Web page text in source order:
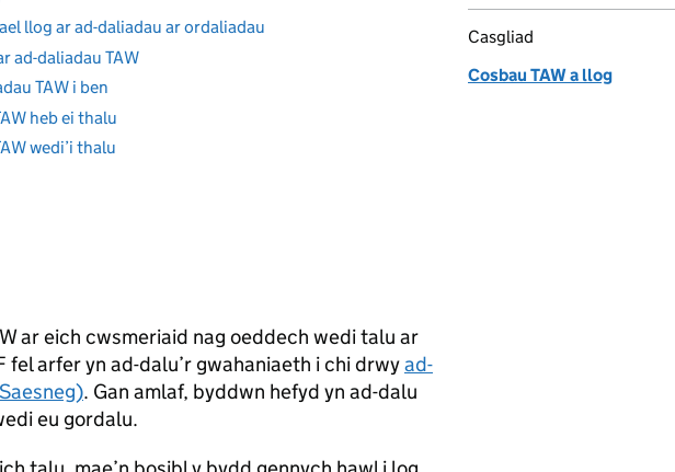
llog ar ad-daliadau ar ordaliadau
ad-daliadau TAW
TAW i ben
heb ei thalu
wedi’i thalu
ar eich cwsmeriaid nag oeddech wedi talu ar
fel arfer yn ad-dalu’r gwahaniaeth i chi drwyad-
. Gan amlaf, byddwn hefyd yn ad-dalu
eu gordalu.
Casgliad
Cosbau TAW a llog